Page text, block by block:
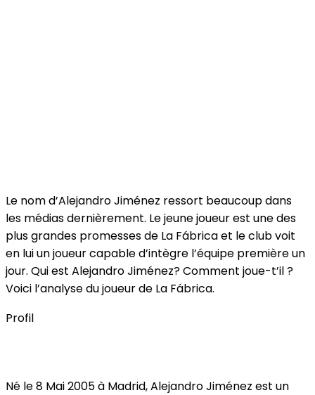
Le nom d’Alejandro Jiménez ressort beaucoup dans
les médias dernièrement. Le jeune joueur est une des
plus grandes promesses de La Fábrica et le club voit
en lui un joueur capable d’intègre l’équipe première un
jour. Qui est Alejandro Jiménez? Comment joue-t’il ?
Voici l’analyse du joueur de La Fábrica.
Profil
Né le 8 Mai 2005 à Madrid, Alejandro Jiménez est un